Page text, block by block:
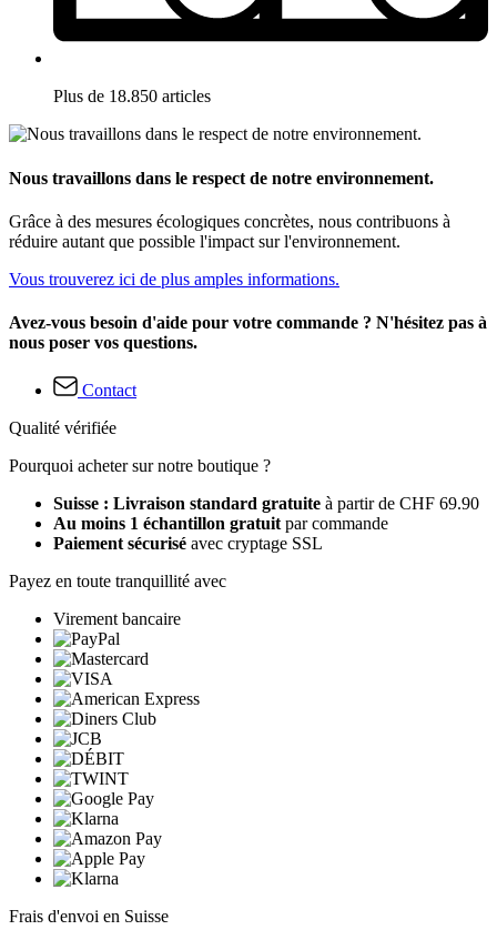
Plus de 18.850 articles
Nous travaillons dans le respect de notre environnement.
Grâce à des mesures écologiques concrètes, nous contribuons à
réduire autant que possible l'impact sur l'environnement.
Vous trouverez ici de plus amples informations.
Avez-vous besoin d'aide pour votre commande ? N'hésitez pas à
nous poser vos questions.
Contact
Qualité vérifiée
Pourquoi acheter sur notre boutique ?
Suisse : Livraison standard gratuite à partir de CHF 69.90
Au moins 1 échantillon gratuit par commande
Paiement sécurisé avec cryptage SSL
Payez en toute tranquillité avec
Virement bancaire
Frais d'envoi en Suisse